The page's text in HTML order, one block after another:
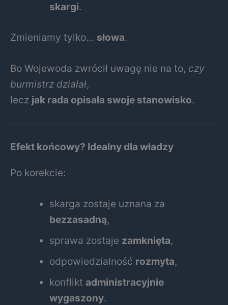
skargi.
Zmieniamy tylko… słowa.
Bo Wojewoda zwrócił uwagę nie na to, czy
burmistrz działał,
lecz jak rada opisała swoje stanowisko.
Efekt końcowy? Idealny dla władzy
Po korekcie:
skarga zostaje uznana za
bezzasadną,
sprawa zostaje zamknięta,
odpowiedzialność rozmyta,
konfliktadministracyjnie
wygaszony.